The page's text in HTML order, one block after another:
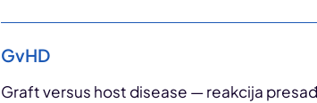
GvHD
Graft versus host disease — reakcija